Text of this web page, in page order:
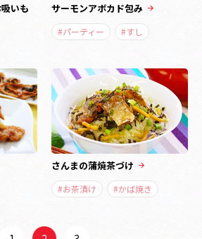
いも
サーモンアボカド包み
#パーティー #すし
さんまの蒲焼茶づけ
#お茶漬け #かば焼き